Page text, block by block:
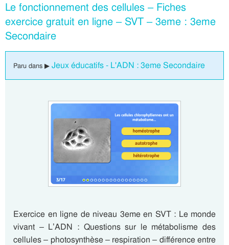
Le fonctionnement des cellules – Fiches
exercice gratuit en ligne – SVT – 3eme : 3eme
Secondaire
Paru dans ▶ Jeux éducatifs - L'ADN : 3eme Secondaire
Exercice en ligne de niveau 3eme en SVT : Le monde
vivant – L’ADN : Questions sur le métabolisme des
cellules – photosynthèse – respiration – différence entre